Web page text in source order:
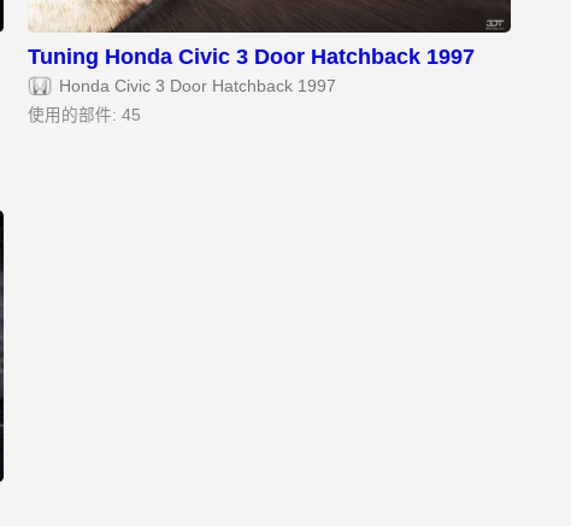
Tuning Honda Civic 3 Door Hatchback 1997
Honda Civic 3 Door Hatchback 1997
使用的部件: 45